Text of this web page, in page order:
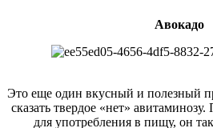
Авокадо
Это еще один вкусный и полезный
сказать твердое «нет»
для употребления в пищу, он